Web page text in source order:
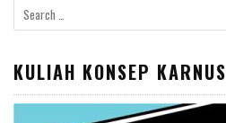
Search
for:
KULIAH KONSEP KARNUS